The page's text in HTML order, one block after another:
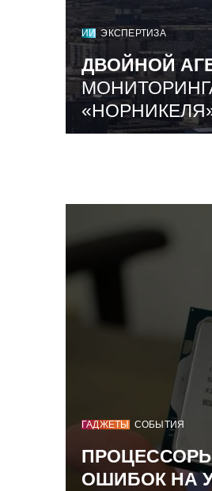
ИИ ЭКСПЕРТИЗА
ДВОЙНОЙ
ГАДЖЕТЫ СОБЫТИЯ
ОШИБОК НА